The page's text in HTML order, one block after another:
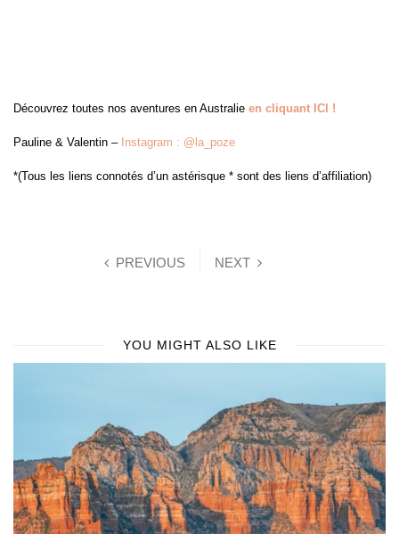
Découvrez toutes nos aventures en Australie en cliquant ICI !
Pauline & Valentin – Instagram : @la_poze
*(Tous les liens connotés d’un astérisque * sont des liens d’affiliation)
PREVIOUS NEXT
YOU MIGHT ALSO LIKE